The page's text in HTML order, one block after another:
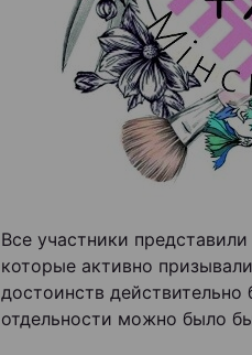
Все участники
которые активно
достоинств
отдельности можно было